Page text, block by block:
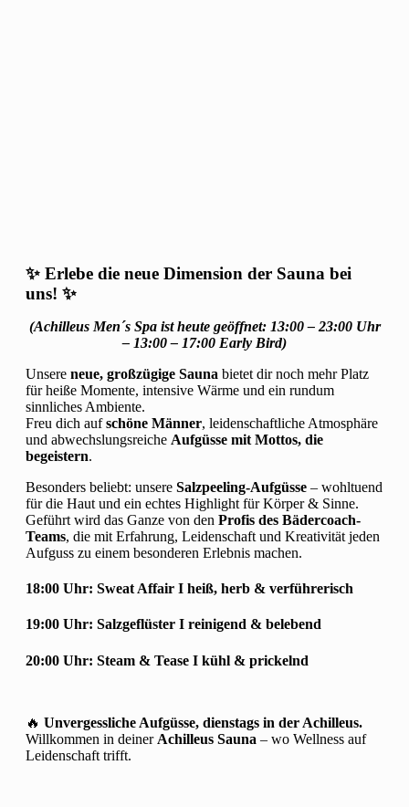
✨ Erlebe die neue Dimension der Sauna bei
uns! ✨
(Achilleus Men´s Spa ist heute geöffnet: 13:00 – 23:00 Uhr
– 13:00 – 17:00 Early Bird)
Unsere neue, großzügige Sauna bietet dir noch mehr Platz
für heiße Momente, intensive Wärme und ein rundum
sinnliches Ambiente.
Freu dich aufschöne Männer, leidenschaftliche Atmosphäre
und abwechslungsreiche Aufgüsse mit Mottos, die
begeistern.
Besonders beliebt: unsere Salzpeeling-Aufgüsse – wohltuend
für die Haut und ein echtes Highlight für Körper & Sinne.
Geführt wird das Ganze von den Profis des Bädercoach-
Teams, die mit Erfahrung, Leidenschaft und Kreativität jeden
Aufguss zu einem besonderen Erlebnis machen.
18:00 Uhr: Sweat Affair I heiß, herb & verführerisch
19:00 Uhr: Salzgeflüster I reinigend & belebend
20:00 Uhr: Steam & Tease I kühl & prickelnd
🔥 Unvergessliche Aufgüsse, dienstags in der Achilleus.
Willkommen in deiner Achilleus Sauna – wo Wellness auf
Leidenschaft trifft.